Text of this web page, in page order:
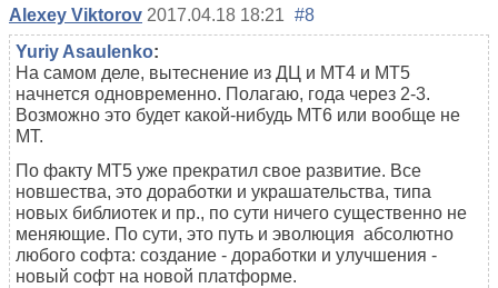
Alexey Viktorov 2017.04.18 18:21 #8
Yuriy Asaulenko:
На самом деле, вытеснение из ДЦ и МТ4 и МТ5
начнется одновременно. Полагаю, года через 2-3.
Возможно это будет какой-нибудь МТ6 или вообще не
МТ.
По факту МТ5 уже прекратил свое развитие. Все
новшества, это доработки и украшательства, типа
новых библиотек и пр., по сути ничего существенно не
меняющие. По сути, это путь и эволюция абсолютно
любого софта: создание - доработки и улучшения -
новый софт на новой платформе.